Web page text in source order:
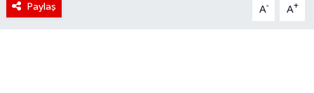
Paylaş A- A+